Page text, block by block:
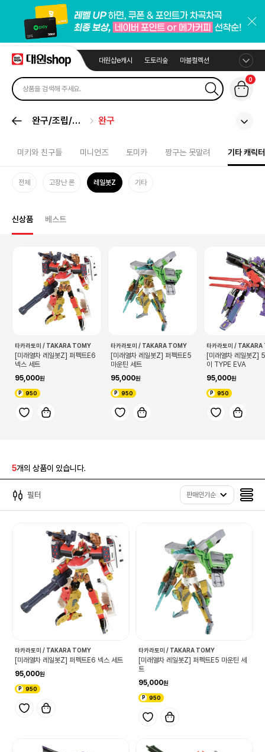
대원샵e캐시 도토리숲 마블컬렉션
0
완구/조립/봉
완구
미키와 친구들 미니언즈 토미카 짱구는 못말려 기타 캐릭터
전체 고장난 론 레일봇Z 기타
신상품 베스트
타카라토미 / TAKARA TOMY
[미래열차 레일봇Z] 퍼펙트E6
넥스 세트
95,000
950
타카라토미 / TAKARA TOMY
[미래열차 레일봇Z] 퍼펙트E5
마운틴 세트
95,000
950
타카라토미 /
[미래열차 레일봇Z]
이 TYPE EVA
95,000
950
5개의 상품이 있습니다.
필터 판매인기순
타카라토미 / TAKARA TOMY
[미래열차 레일봇Z] 퍼펙트E6 넥스 세트
95,000
950
타카라토미 / TAKARA TOMY
[미래열차 레일봇Z] 퍼펙트E5 마운틴 세
트
95,000
950